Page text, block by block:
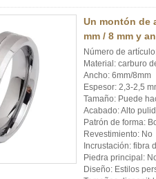
Un montón de
mm / 8 mm y
Número de
Material: carburo
Ancho: 6mm/8mm
Espesor: 2,3-2,5
Tamaño: Puede
Acabado: Alto
Patrón de forma:
Revestimiento: No
Incrustación: fibra
Piedra principal:
Diseño: Estilos